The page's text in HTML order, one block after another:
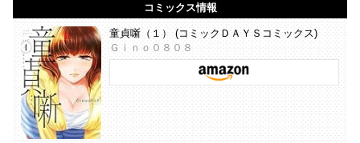
コミックス情報
童貞噺（１） (コミックＤＡＹＳコミックス)
Ｇｉｎｏ０８０８